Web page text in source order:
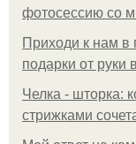
фотосессию со
Приходи к нам в
подарки от руки
Челка - шторка:
стрижками